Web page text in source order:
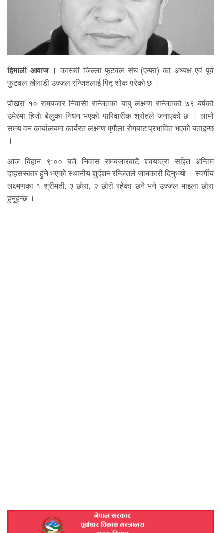
हिमाली आवाज । कास्की जिल्ला फुटवल संघ (एन्फा) का अध्यक्ष एवं पूर्व
फुटवल खेलाडी उज्जल रन्जितलाई पितृ शोक परेको छ ।
पोखरा १० रामबजार निवासी रन्जितका बाबु लक्ष्मण रन्जितको ७९ बर्षको
उमेरमा हिजो बेलुका निधन भएको पारिवारीक श्रोतले जनाएको छ । लामो
समय वन कार्यालयमा कार्यरत लक्ष्मण मृगौला रोगबाट प्रभावित भएको बताइन्छ
।
आज बिहान ९ः०० बजे निवास रामबजारबाटै शवयात्रा सहित अन्तिम
दाहसंस्कार हुने भएको स्थानीय शुर्दशन रन्जितले जानकारी दिनुभयो । स्वर्गीय
लक्ष्मणका १ श्रीमती, ३ छोरा, २ छोरी रहेका छने भने उज्जल माइला छोरा
हुनुहुन्छ ।